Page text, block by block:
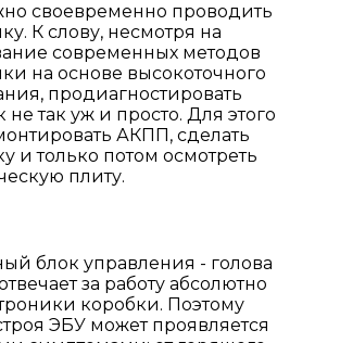
своевременно проводить
К слову, несмотря на
современных методов
на основе высокоточного
продиагностировать
не так уж и просто. Для этого
АКПП, сделать
и только потом осмотреть
плиту.
блок управления - голова
за работу абсолютно
коробки. Поэтому
ЭБУ может проявляется